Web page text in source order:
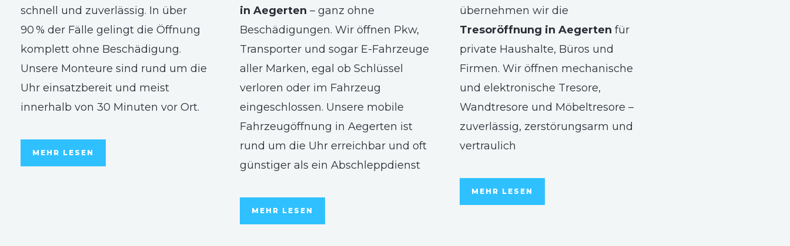
schnell und zuverlässig. In über
90 % der Fälle gelingt die Öffnung
komplett ohne Beschädigung.
Unsere Monteure sind rund um die
Uhr einsatzbereit und meist
innerhalb von 30 Minuten vor Ort.
MEHR LESEN
in Aegerten – ganz ohne
Beschädigungen. Wir öffnen Pkw,
Transporter und sogar E-Fahrzeuge
aller Marken, egal ob Schlüssel
verloren oder im Fahrzeug
eingeschlossen. Unsere mobile
Fahrzeugöffnung in Aegerten ist
rund um die Uhr erreichbar und oft
günstiger als ein Abschleppdienst
MEHR LESEN
übernehmen wir die
Tresoröffnung in Aegerten für
private Haushalte, Büros und
Firmen. Wir öffnen mechanische
und elektronische Tresore,
Wandtresore und Möbeltresore –
zuverlässig, zerstörungsarm und
vertraulich
MEHR LESEN